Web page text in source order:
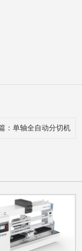
：单轴全自动分切机